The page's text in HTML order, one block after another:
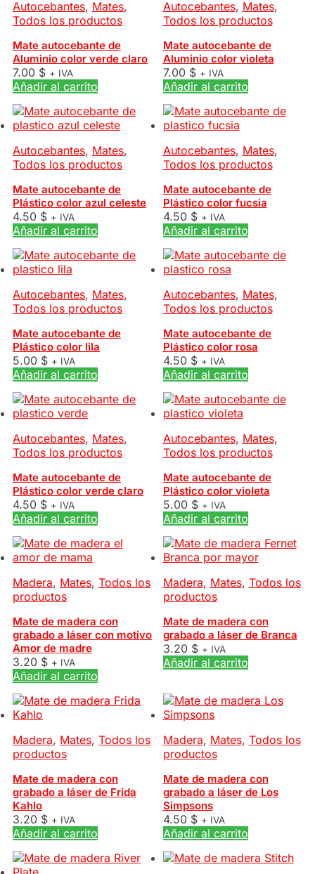
Autocebantes, Mates,
Todos los productos
Mate autocebante de
Aluminio color verde claro
7.00 $ + IVA
Añadir al carrito
Autocebantes, Mates,
Todos los productos
Mate autocebante de
Aluminio color violeta
7.00 $ + IVA
Añadir al carrito
Autocebantes, Mates,
Todos los productos
Mate autocebante de
Plástico color azul celeste
4.50 $ + IVA
Añadir al carrito
Autocebantes, Mates,
Todos los productos
Mate autocebante de
Plástico color fucsia
4.50 $ + IVA
Añadir al carrito
Autocebantes, Mates,
Todos los productos
Mate autocebante de
Plástico color lila
5.00 $ + IVA
Añadir al carrito
Autocebantes, Mates,
Todos los productos
Mate autocebante de
Plástico color rosa
4.50 $ + IVA
Añadir al carrito
Autocebantes, Mates,
Todos los productos
Mate autocebante de
Plástico color verde claro
4.50 $ + IVA
Añadir al carrito
Autocebantes, Mates,
Todos los productos
Mate autocebante de
Plástico color violeta
5.00 $ + IVA
Añadir al carrito
Madera, Mates, Todos los
productos
Mate de madera con
grabado a láser con motivo
Amor de madre
3.20 $ + IVA
Añadir al carrito
Madera, Mates, Todos los
productos
Mate de madera con
grabado a láser de Branca
3.20 $ + IVA
Añadir al carrito
Madera, Mates, Todos los
productos
Mate de madera con
grabado a láser de Frida
Kahlo
3.20 $ + IVA
Añadir al carrito
Madera, Mates, Todos los
productos
Mate de madera con
grabado a láser de Los
Simpsons
4.50 $ + IVA
Añadir al carrito